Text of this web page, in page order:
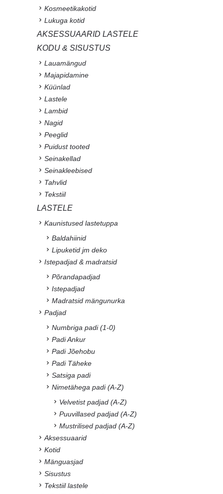
Kosmeetikakotid
Lukuga kotid
AKSESSUAARID LASTELE
KODU & SISUSTUS
Lauamängud
Majapidamine
Küünlad
Lastele
Lambid
Nagid
Peeglid
Puidust tooted
Seinakellad
Seinakleebised
Tahvlid
Tekstiil
LASTELE
Kaunistused lastetuppa
Baldahiinid
Lipuketid jm deko
Istepadjad & madratsid
Põrandapadjad
Istepadjad
Madratsid mängunurka
Padjad
Numbriga padi (1-0)
Padi Ankur
Padi Jõehobu
Padi Täheke
Satsiga padi
Nimetähega padi (A-Z)
Velvetist padjad (A-Z)
Puuvillased padjad (A-Z)
Mustrilised padjad (A-Z)
Aksessuaarid
Kotid
Mänguasjad
Sisustus
Tekstiil lastele